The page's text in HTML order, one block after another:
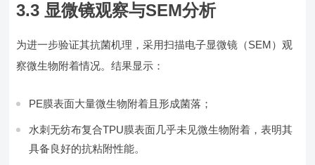
3.3 显微镜观察与SEM分析
为进一步验证其抗菌机理，采用扫描电子显微镜（SEM）观
察微生物附着情况。结果显示：
PE膜表面大量微生物附着且形成菌落；
水刺无纺布复合TPU膜表面几乎未见微生物附着，表明其
具备良好的抗粘附性能。